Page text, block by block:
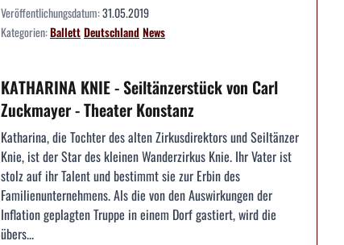
Veröffentlichungsdatum:31.05.2019
Kategorien:BallettDeutschlandNews
KATHARINA KNIE - Seiltänzerstück von Carl
Zuckmayer - Theater Konstanz
Katharina, die Tochter des alten Zirkusdirektors und Seiltänzer
Knie, ist der Star des kleinen Wanderzirkus Knie. Ihr Vater ist
stolz auf ihr Talent und bestimmt sie zur Erbin des
Familienunternehmens. Als die von den Auswirkungen der
Inflation geplagten Truppe in einem Dorf gastiert, wird die
übers...